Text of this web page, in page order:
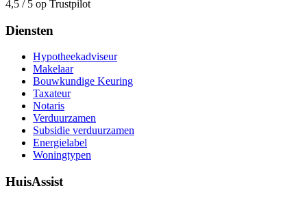
4,5 / 5 op Trustpilot
Diensten
Hypotheekadviseur
Makelaar
Bouwkundige Keuring
Taxateur
Notaris
Verduurzamen
Subsidie verduurzamen
Energielabel
Woningtypen
HuisAssist